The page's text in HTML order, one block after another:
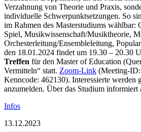
Verzahnung von Theorie und Praxis,
individuelle Schwerpunktsetzungen. So
im Rahmen des Masterstudiums wählbar:
Spiel, Musikwissenschaft/Musiktheorie,
Orchesterleitung/Ensembleleitung,
den 18.01.2024 findet um 19.30 – 20.30
Treffen für den Master of Education
Vermitteln“ statt. Zoom-Link (Meeting-
Kenncode: 462130). Interessierte werden
anzumelden. Über das Studium informiert
Infos
13.12.2023